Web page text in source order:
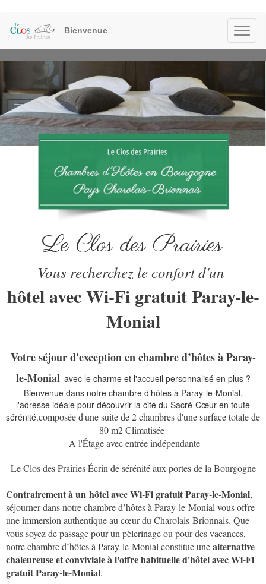
Bienvenue
Le Clos des Prairies
Vous recherchez le confort d'un
hôtel avec Wi-Fi gratuit Paray-le-
Monial
Votre séjour d'exception en chambre d’hôtes à Paray-
le-Monial avec le charme et l'accueil personnalisé en plus ?
Bienvenue dans notre chambre d’hôtes à Paray-le-Monial,
l'adresse idéale pour découvrir la cité du Sacré-Cœur en toute
sérénité.composée d'une suite de 2 chambres d'une surface totale de
80 m2 Climatisée
A l'Étage avec entrée indépendante
Le Clos des Prairies Écrin de sérénité aux portes de la Bourgogne
Contrairement à un hôtel avec Wi-Fi gratuit Paray-le-Monial,
séjourner dans notre chambre d’hôtes à Paray-le-Monial vous offre
une immersion authentique au cœur du Charolais-Brionnais. Que
vous soyez de passage pour un pèlerinage ou pour des vacances,
notre chambre d’hôtes à Paray-le-Monial constitue unealternative
chaleureuse et conviviale à l'offre habituelle d'hôtel avec Wi-Fi
gratuit Paray-le-Monial.